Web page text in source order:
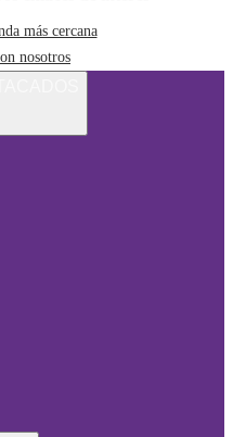
más cercana
nosotros